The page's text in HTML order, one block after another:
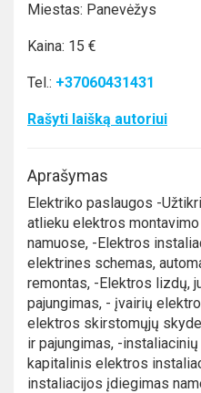
Miestas: Panevėžys
Kaina: 15 €
Tel.: +37060431431
Rašyti laišką autoriui
Aprašymas
Elektriko paslaugos -
atlieku elektros
namuose, -Elektros
elektrines schemas,
remontas, -Elektros lizdų,
pajungimas, - įvairių
elektros skirstomųjų
ir pajungimas, -
kapitalinis elektros
instaliacijos įdiegimas